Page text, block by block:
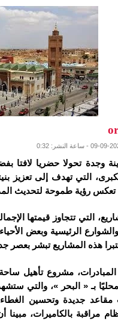
وجدة تحولا حضريا لافتا
التي تهدف إلى تعزيز
رؤية طموحة لتحديث
الرئيسية وبعض
هذه المشاريع تبشر بعصر
المبادرات، مشروع تأهيل
بـ « البحر »، والتي
جديدة وتحسين الغطاء
مراقبة بالكاميرات، مبينا